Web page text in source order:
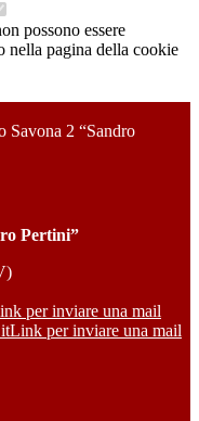
possono essere
nella pagina della cookie
Savona 2 “Sandro
Pertini”
per inviare una mail
Link per inviare una mail